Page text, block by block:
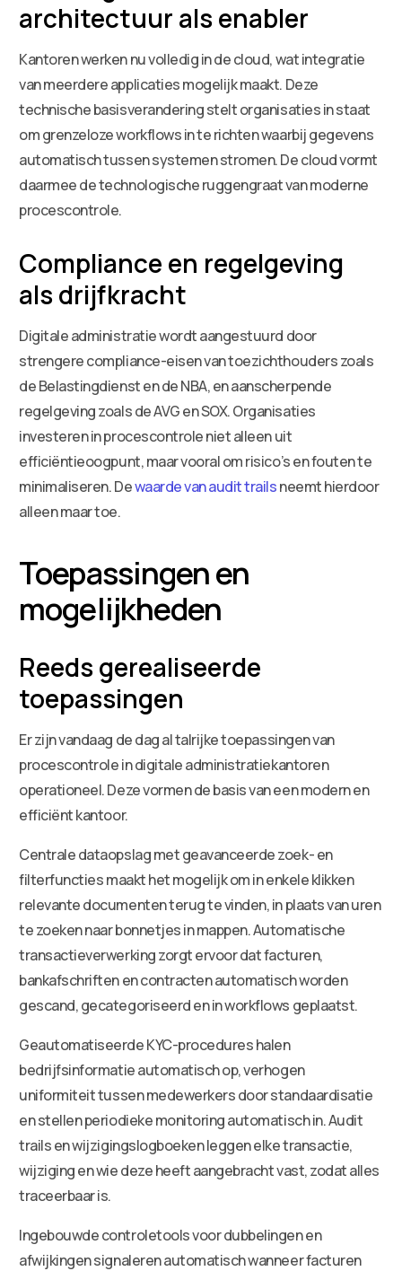
architectuur als enabler
Kantoren werken nu volledig in de cloud, wat integratie
van meerdere applicaties mogelijk maakt. Deze
technische basisverandering stelt organisaties in staat
om grenzeloze workflows in te richten waarbij gegevens
automatisch tussen systemen stromen. De cloud vormt
daarmee de technologische ruggengraat van moderne
procescontrole.
Compliance en regelgeving
als drijfkracht
Digitale administratie wordt aangestuurd door
strengere compliance-eisen van toezichthouders zoals
de Belastingdienst en de NBA, en aanscherpende
regelgeving zoals de AVG en SOX. Organisaties
investeren in procescontrole niet alleen uit
efficiëntieoogpunt, maar vooral om risico’s en fouten te
minimaliseren. Dewaarde van audit trailsneemt hierdoor
alleen maar toe.
Toepassingen en
mogelijkheden
Reeds gerealiseerde
toepassingen
Er zijn vandaag de dag al talrijke toepassingen van
procescontrole in digitale administratiekantoren
operationeel. Deze vormen de basis van een modern en
efficiënt kantoor.
Centrale dataopslag met geavanceerde zoek- en
filterfuncties maakt het mogelijk om in enkele klikken
relevante documenten terug te vinden, in plaats van uren
te zoeken naar bonnetjes in mappen. Automatische
transactieverwerking zorgt ervoor dat facturen,
bankafschriften en contracten automatisch worden
gescand, gecategoriseerd en in workflows geplaatst.
Geautomatiseerde KYC-procedures halen
bedrijfsinformatie automatisch op, verhogen
uniformiteit tussen medewerkers door standaardisatie
en stellen periodieke monitoring automatisch in. Audit
trails en wijzigingslogboeken leggen elke transactie,
wijziging en wie deze heeft aangebracht vast, zodat alles
traceerbaar is.
Ingebouwde controletools voor dubbelingen en
afwijkingen signaleren automatisch wanneer facturen